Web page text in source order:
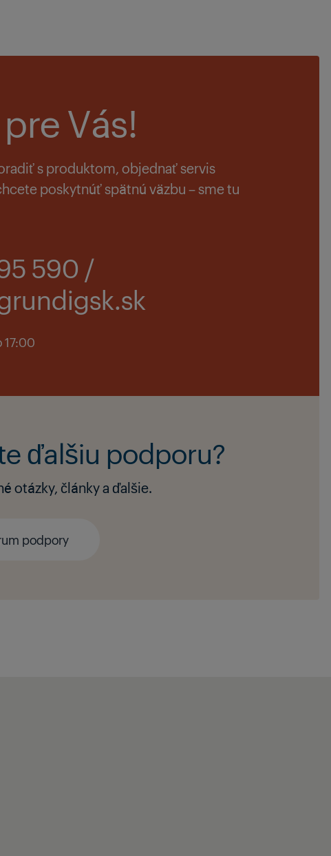
Vás!
s produktom, objednať servis
poskytnúť spätnú väzbu – sme tu
590 /
17:00
ďalšiu podporu?
otázky, články a ďalšie.
podpory